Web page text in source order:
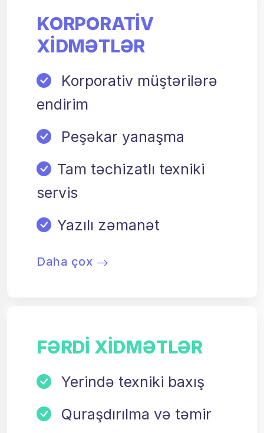
KORPORATIV
XIDMƏTLƏR
Korporativ müştərilərə
endirim
Peşəkar yanaşma
Tam təchizatlı texniki
servis
Yazılı zəmanət
Daha çox
FƏRDI XIDMƏTLƏR
Yerində texniki baxış
Quraşdırılma və təmir